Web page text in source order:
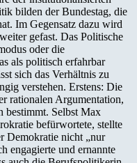
bilden der Bundestag, die
Im Gegensatz dazu wird
gefast. Das Politische
oder die
als politisch erfahrbar
sich das Verhältnis zu
verstehen. Erstens: Die
rationalen Argumentation,
bestimmt. Selbst Max
befürwortete, stellte
Demokratie nicht „nur
engagierte und ernannte